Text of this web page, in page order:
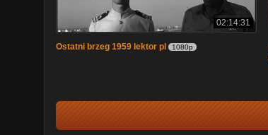
02:14:31
Ostatni brzeg 1959 lektor pl 1080p